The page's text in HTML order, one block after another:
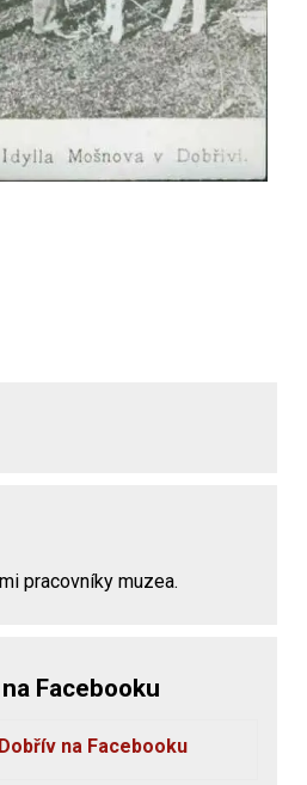
pracovníky muzea.
Facebooku
na Facebooku